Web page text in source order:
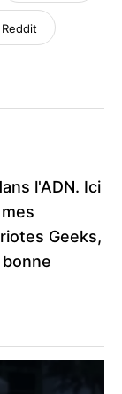
Reddit
l'ADN. Ici
Geeks,